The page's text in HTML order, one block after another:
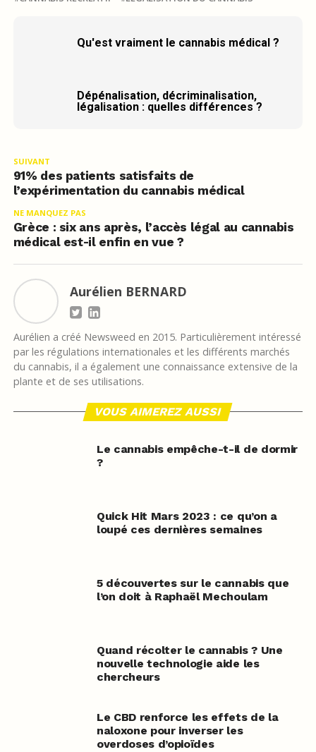
Qu'est vraiment le cannabis médical ?
Dépénalisation, décriminalisation,
légalisation : quelles différences ?
SUIVANT
91% des patients satisfaits de
l’expérimentation du cannabis médical
NE MANQUEZ PAS
Grèce : six ans après, l’accès légal au cannabis
médical est-il enfin en vue ?
Aurélien BERNARD
Aurélien a créé Newsweed en 2015. Particulièrement intéressé
par les régulations internationales et les différents marchés
du cannabis, il a également une connaissance extensive de la
plante et de ses utilisations.
VOUS AIMEREZ AUSSI
Le cannabis empêche-t-il de dormir
?
Quick Hit Mars 2023 : ce qu’on a
loupé ces dernières semaines
5 découvertes sur le cannabis que
l’on doit à Raphaël Mechoulam
Quand récolter le cannabis ? Une
nouvelle technologie aide les
chercheurs
Le CBD renforce les effets de la
naloxone pour inverser les
overdoses d’opioïdes